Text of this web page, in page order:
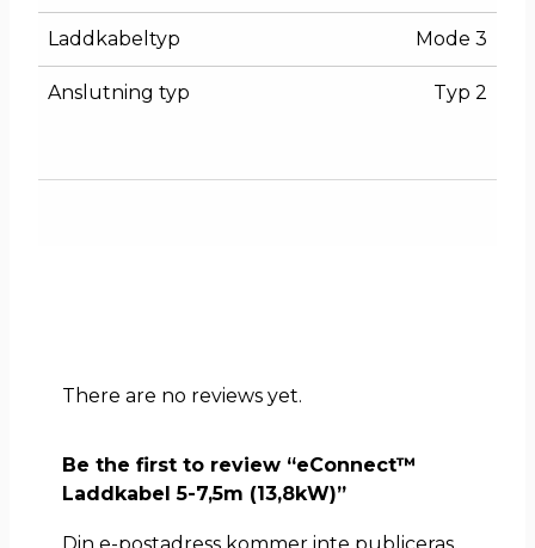
Laddkabeltyp Mode 3
Anslutning typ Typ 2
There are no reviews yet.
Be the first to review “eConnect™
Laddkabel 5-7,5m (13,8kW)”